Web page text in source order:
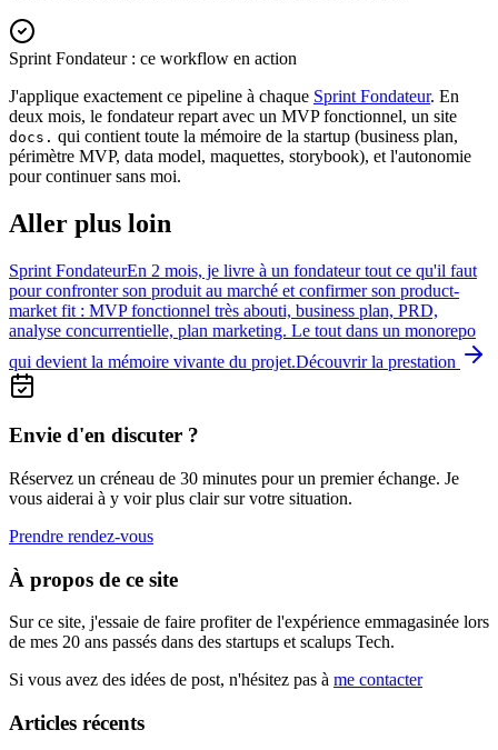
Sprint Fondateur : ce workflow en action
J'applique exactement ce pipeline à chaque Sprint Fondateur. En
deux mois, le fondateur repart avec un MVP fonctionnel, un site
docs. qui contient toute la mémoire de la startup (business plan,
périmètre MVP, data model, maquettes, storybook), et l'autonomie
pour continuer sans moi.
Aller plus loin
Sprint FondateurEn 2 mois, je livre à un fondateur tout ce qu'il faut
pour confronter son produit au marché et confirmer son product-
market fit : MVP fonctionnel très abouti, business plan, PRD,
analyse concurrentielle, plan marketing. Le tout dans un monorepo
qui devient la mémoire vivante du projet.Découvrir la prestation
Envie d'en discuter ?
Réservez un créneau de 30 minutes pour un premier échange. Je
vous aiderai à y voir plus clair sur votre situation.
Prendre rendez-vous
À propos de ce site
Sur ce site, j'essaie de faire profiter de l'expérience emmagasinée lors
de mes 20 ans passés dans des startups et scalups Tech.
Si vous avez des idées de post, n'hésitez pas à me contacter
Articles récents